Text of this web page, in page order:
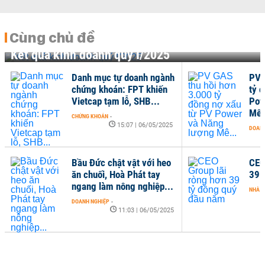
Cùng chủ đề
Kết quả kinh doanh quý I/2025
39
NHÀ
Danh mục tự doanh ngành
chứng khoán: FPT khiến
Vietcap tạm lỗ, SHB...
CHỨNG KHOÁN -
15:07 | 06/05/2025
Bầu Đức chật vật với heo
ăn chuối, Hoà Phát tay
ngang làm nông nghiệp...
DOANH NGHIỆP -
11:03 | 06/05/2025
PV
tỷ